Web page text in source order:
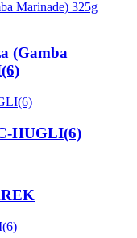
(Gamba
HUGLI(6)